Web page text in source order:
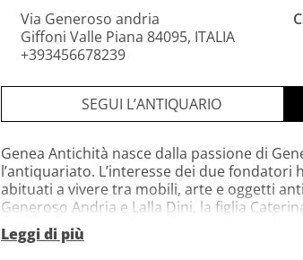
Via Generoso andria
Giffoni Valle Piana 84095, ITALIA
+393456678239
SEGUI L’ANTIQUARIO
Genea Antichità nasce dalla passione di
l’antiquariato. L’interesse dei due
abituati a vivere tra mobili, arte e oggetti
Generoso Andria e Lalla Dini, la figlia
artistica, ha deciso di affiancare i genitori in
1990. Caterina ha trasportato Genea nell'
Leggi di più